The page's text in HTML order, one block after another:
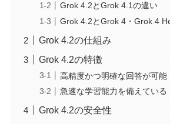
Grok 4.2とGrok 4.1の違い
Grok 4.2とGrok 4・Grok 4
Grok 4.2の仕組み
Grok 4.2の特徴
高精度かつ明確な回答が可能
急速な学習能力を備えている
Grok 4.2の安全性